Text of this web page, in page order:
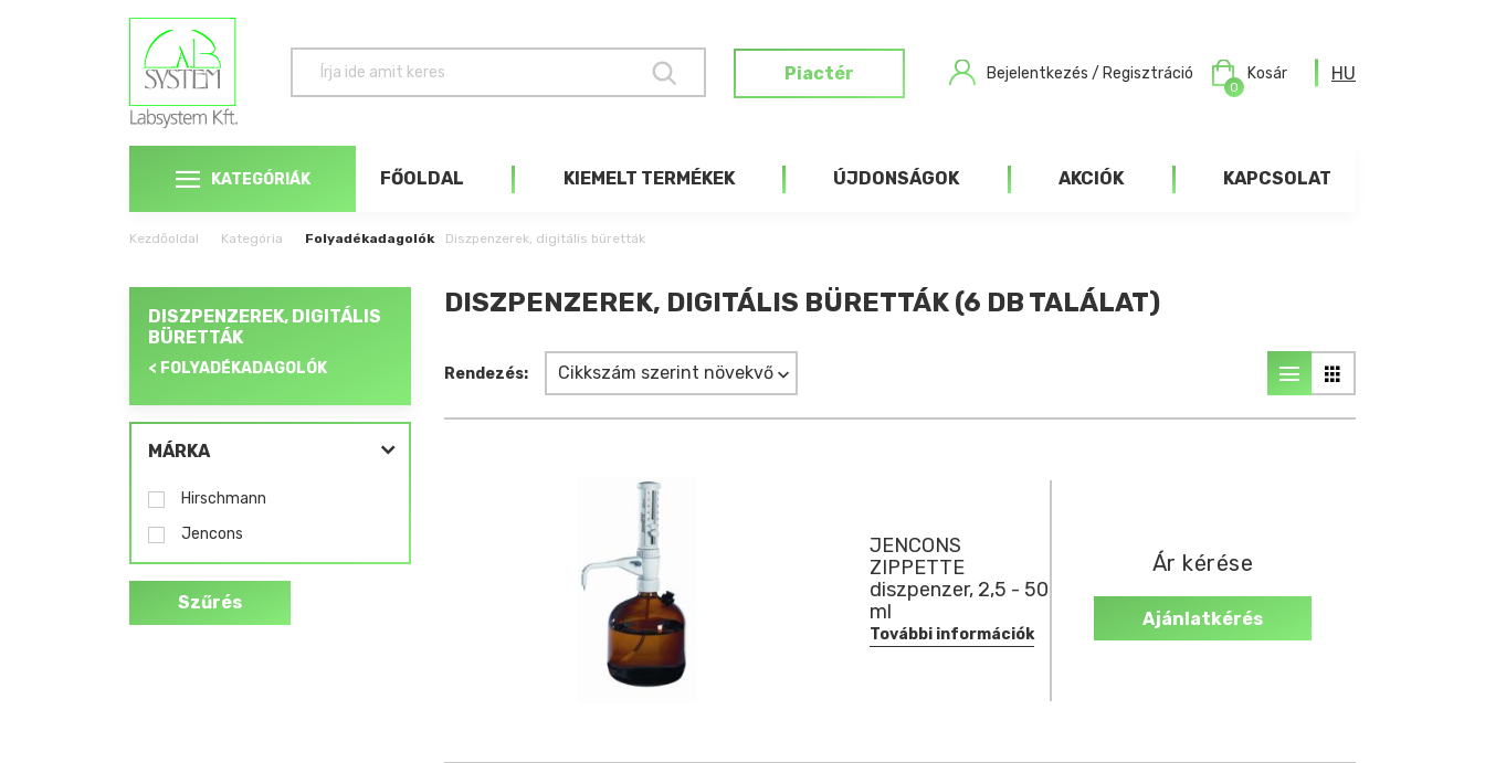
Piactér Bejelentkezés / Regisztráció
0
Kosár HU
KATEGÓRIÁK FŐOLDAL KIEMELT TERMÉKEK ÚJDONSÁGOK AKCIÓK KAPCSOLAT
Kezdőoldal Kategória Folyadékadagolók Diszpenzerek, digitális büretták
DISZPENZEREK, DIGITÁLIS
BÜRETTÁK
< FOLYADÉKADAGOLÓK
MÁRKA
Hirschmann
Jencons
Szűrés
DISZPENZEREK, DIGITÁLIS BÜRETTÁK (6 DB TALÁLAT)
Rendezés: Cikkszám szerint növekvő
JENCONS
ZIPPETTE
diszpenzer, 2,5 - 50
ml
További információk
Ár kérése
Ajánlatkérés